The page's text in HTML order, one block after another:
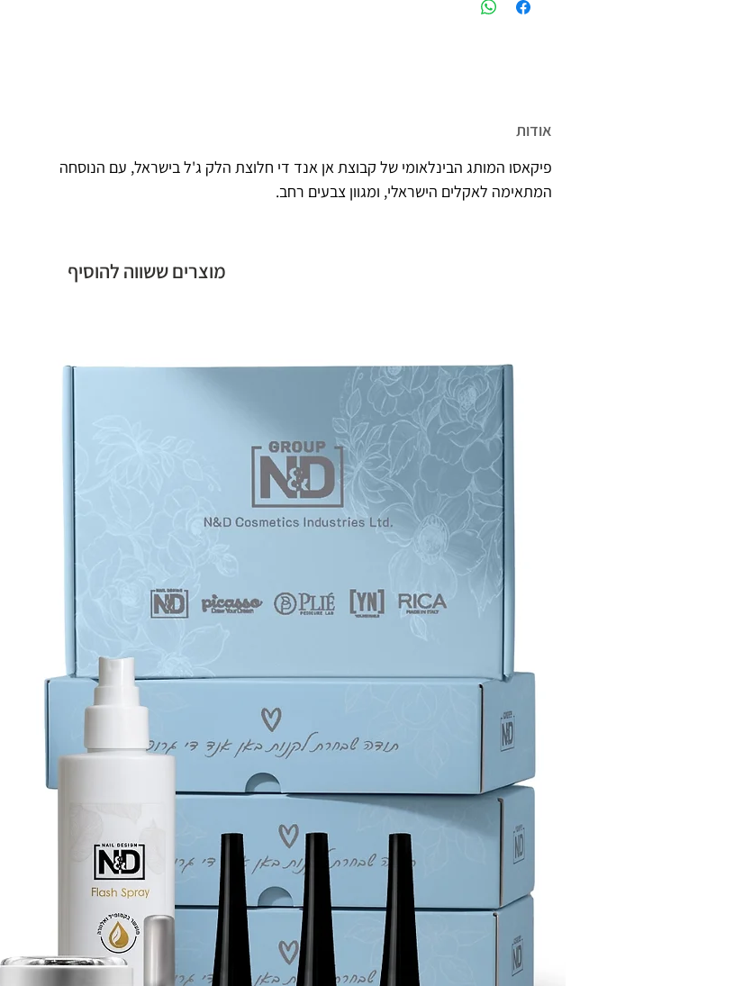
אודות
פיקאסו המותג הבינלאומי של קבוצת אן אנד די חלוצת הלק ג'ל בישראל, עם הנוסחה
המתאימה לאקלים הישראלי, ומגוון צבעים רחב.
מוצרים ששווה להוסיף